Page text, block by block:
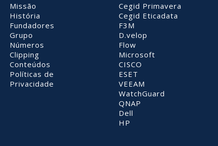
Missão
História
Fundadores
Grupo
Números
Clipping
Conteúdos
Políticas de
Privacidade
Cegid Primavera
Cegid Eticadata
F3M
D.velop
Flow
Microsoft
CISCO
ESET
VEEAM
WatchGuard
QNAP
Dell
HP